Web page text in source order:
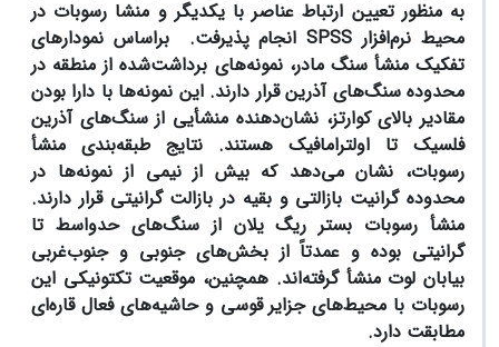
به منظور تعیین ارتباط عناصر با یکدیگر و منشا رسوبات در
محیط نرم‌افزار SPSSانجام پذیرفت. براساس نمودارهای
تفکیک منشأ سنگ مادر، نمونه‌های برداشت‌شده از منطقه در
محدوده سنگ‌های آذرین قرار دارند. این نمونه‌ها با دارا بودن
مقادیر بالای کوارتز، نشان‌دهنده منشأیی از سنگ‌های آذرین
فلسیک تا اولترامافیک هستند. نتایج طبقه‌بندی منشأ
رسوبات، نشان می‌دهد که بیش از نیمی از نمونه‌ها در
محدوده گرانیت‌ بازالتی و بقیه در بازالت‌ گرانیتی قرار دارند.
منشأ رسوبات بستر ریگ یلان از سنگ‌های حدواسط تا
گرانیتی بوده و عمدتاً از بخش‌های جنوبی و جنوب‌غربی
بیابان لوت منشأ گرفته‌اند. همچنین، موقعیت تکتونیکی این
رسوبات با محیط‌های جزایر قوسی و حاشیه‌های فعال قاره‌ای
مطابقت دارد.